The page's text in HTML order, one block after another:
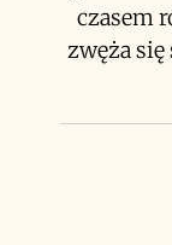
czasem
zwęża